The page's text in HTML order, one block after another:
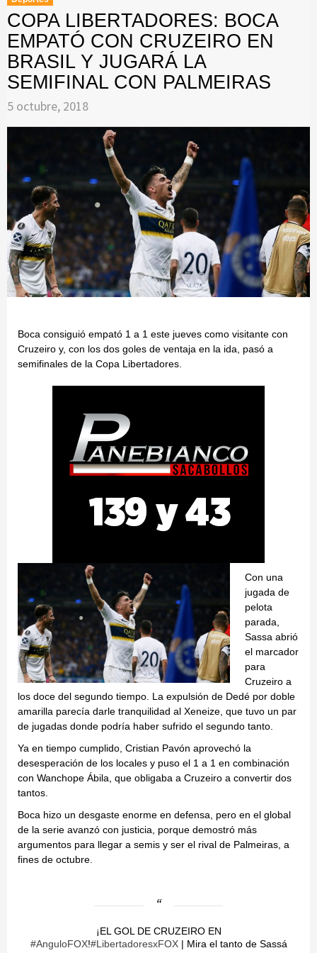
COPA LIBERTADORES: BOCA
EMPATÓ CON CRUZEIRO EN
BRASIL Y JUGARÁ LA
SEMIFINAL CON PALMEIRAS
5 octubre, 2018
Boca consiguió empató 1 a 1 este jueves como visitante con
Cruzeiro y, con los dos goles de ventaja en la ida, pasó a
semifinales de la Copa Libertadores.
Con una
jugada de
pelota
parada,
Sassa abrió
el marcador
para
Cruzeiro a
los doce del segundo tiempo. La expulsión de Dedé por doble
amarilla parecía darle tranquilidad al Xeneize, que tuvo un par
de jugadas donde podría haber sufrido el segundo tanto.
Ya en tiempo cumplido, Cristian Pavón aprovechó la
desesperación de los locales y puso el 1 a 1 en combinación
con Wanchope Ábila, que obligaba a Cruzeiro a convertir dos
tantos.
Boca hizo un desgaste enorme en defensa, pero en el global
de la serie avanzó con justicia, porque demostró más
argumentos para llegar a semis y ser el rival de Palmeiras, a
fines de octubre.
¡EL GOL DE CRUZEIRO EN
#AnguloFOX!#LibertadoresxFOX| Mira el tanto de Sassá